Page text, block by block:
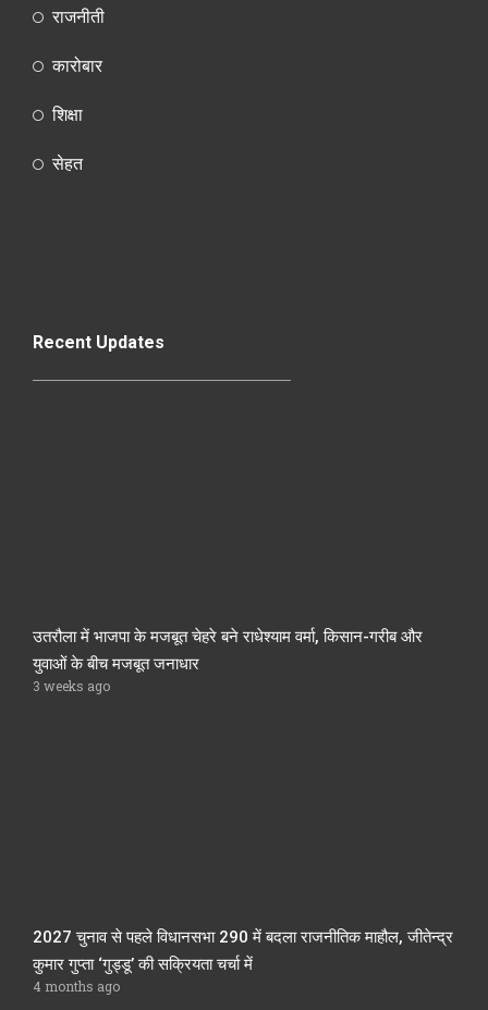
राजनीती
कारोबार
शिक्षा
सेहत
Recent Updates
उतरौला में भाजपा के मजबूत चेहरे बने राधेश्याम वर्मा, किसान-गरीब और
युवाओं के बीच मजबूत जनाधार
3 weeks ago
2027 चुनाव से पहले विधानसभा 290 में बदला राजनीतिक माहौल, जीतेन्द्र
कुमार गुप्ता ‘गुड्डू’ की सक्रियता चर्चा में
4 months ago